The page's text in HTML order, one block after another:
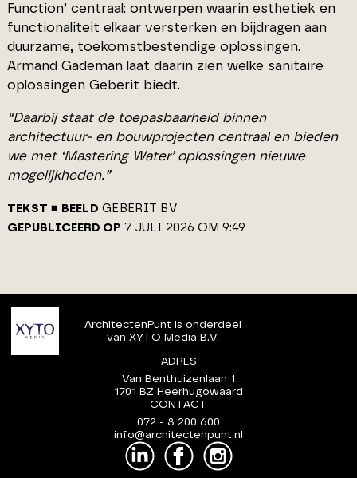
Function’ centraal: ontwerpen waarin esthetiek en
functionaliteit elkaar versterken en bijdragen aan
duurzame, toekomstbestendige oplossingen.
Armand Gademan laat daarin zien welke sanitaire
oplossingen Geberit biedt.
“Daarbij staat de toepasbaarheid binnen
architectuur- en bouwprojecten centraal en bieden
we met ‘Mastering Water’ oplossingen nieuwe
mogelijkheden.”
TEKST BEELD GEBERIT BV
GEPUBLICEERD OP 7 JULI 2026 OM 9:49
ArchitectenPunt is onderdeel
van XYTO Media B.V.
ADRES
Van Benthuizenlaan 1
1701 BZ Heerhugowaard
CONTACT
072 - 8 200 600
info@architectenpunt.nl